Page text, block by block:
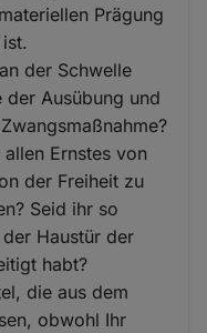
Prägung
der Schwelle
der Ausübung und
Ernstes von
der Freiheit zu
Seid ihr so
Haustür der
habt?
die aus dem
obwohl Ihr